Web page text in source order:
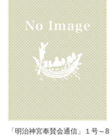
「明治神宮奉賛会通信」１号